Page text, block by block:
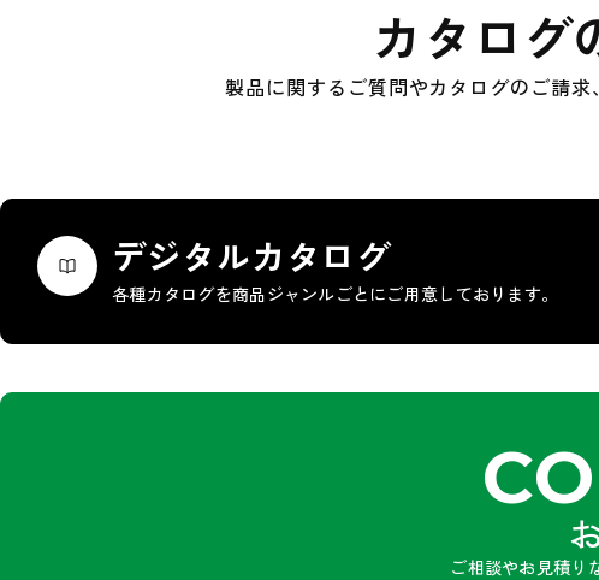
カタログ
製品に関するご質問やカタログのご請
デジタルカタログ
各種カタログを商品ジャンルごとにご用意しております。
ご相談やお見積り